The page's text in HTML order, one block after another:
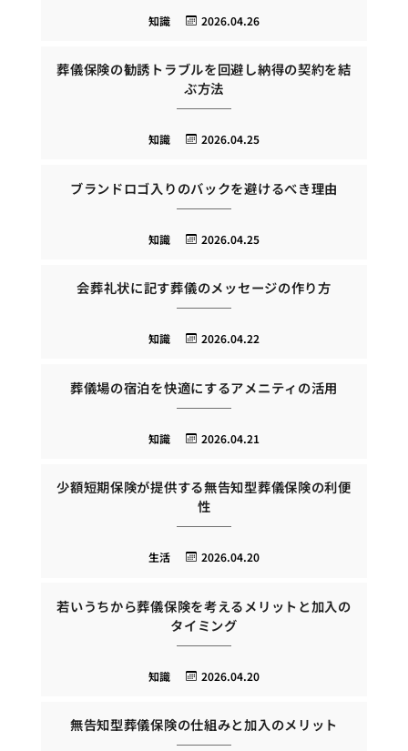
2026.04.26
知識
葬儀保険の勧誘トラブルを回避し納得の契約を結
ぶ方法
2026.04.25
知識
ブランドロゴ入りのバックを避けるべき理由
2026.04.25
知識
会葬礼状に記す葬儀のメッセージの作り方
2026.04.22
知識
葬儀場の宿泊を快適にするアメニティの活用
2026.04.21
知識
少額短期保険が提供する無告知型葬儀保険の利便
性
2026.04.20
生活
若いうちから葬儀保険を考えるメリットと加入の
タイミング
2026.04.20
知識
無告知型葬儀保険の仕組みと加入のメリット